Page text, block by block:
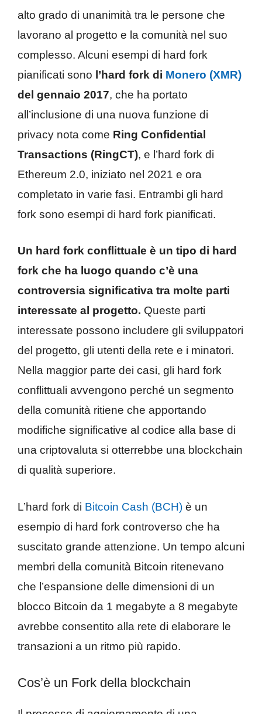
alto grado di unanimità tra le persone che
lavorano al progetto e la comunità nel suo
complesso. Alcuni esempi di hard fork
pianificati sono l’hard fork di Monero (XMR)
del gennaio 2017, che ha portato
all’inclusione di una nuova funzione di
privacy nota come Ring Confidential
Transactions (RingCT), e l’hard fork di
Ethereum 2.0, iniziato nel 2021 e ora
completato in varie fasi. Entrambi gli hard
fork sono esempi di hard fork pianificati.
Un hard fork conflittuale è un tipo di hard
fork che ha luogo quando c’è una
controversia significativa tra molte parti
interessate al progetto. Queste parti
interessate possono includere gli sviluppatori
del progetto, gli utenti della rete e i minatori.
Nella maggior parte dei casi, gli hard fork
conflittuali avvengono perché un segmento
della comunità ritiene che apportando
modifiche significative al codice alla base di
una criptovaluta si otterrebbe una blockchain
di qualità superiore.
L’hard fork di Bitcoin Cash (BCH) è un
esempio di hard fork controverso che ha
suscitato grande attenzione. Un tempo alcuni
membri della comunità Bitcoin ritenevano
che l’espansione delle dimensioni di un
blocco Bitcoin da 1 megabyte a 8 megabyte
avrebbe consentito alla rete di elaborare le
transazioni a un ritmo più rapido.
Cos’è un Fork della blockchain